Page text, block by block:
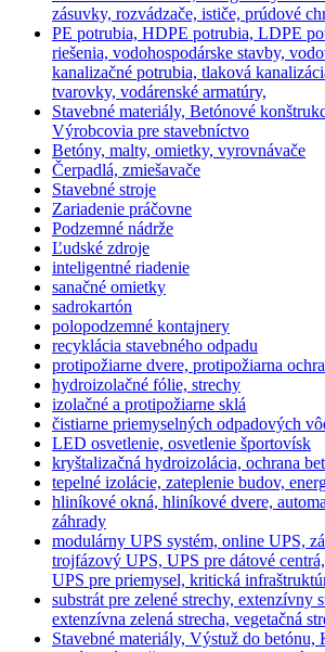
zásuvky, rozvádzače, ističe, prúdové
PE potrubia, HDPE potrubia, LDPE
riešenia, vodohospodárske stavby,
kanalizačné potrubia, tlaková
tvarovky, vodárenské armatúry,
Stavebné materiály, Betónové
Výrobcovia pre stavebníctvo
Betóny, malty, omietky, vyrovnávače
Čerpadlá, zmiešavače
Stavebné stroje
Zariadenie práčovne
Podzemné nádrže
Ľudské zdroje
inteligentné riadenie
sanačné omietky
sadrokartón
polopodzemné kontajnery
recyklácia stavebného odpadu
protipožiarne dvere, protipožiarna
hydroizolačné fólie, strechy
izolačné a protipožiarne sklá
čistiarne priemyselných odpadových
LED osvetlenie, osvetlenie športovísk
kryštalizačná hydroizolácia, ochrana
tepelné izolácie, zateplenie budov,
hliníkové okná, hliníkové dvere,
záhrady
modulárny UPS systém, online UPS,
trojfázový UPS, UPS pre dátové
UPS pre priemysel, kritická
substrát pre zelené strechy, extenzívny
extenzívna zelená strecha, vegetačná
Stavebné materiály, Výstuž do betónu,